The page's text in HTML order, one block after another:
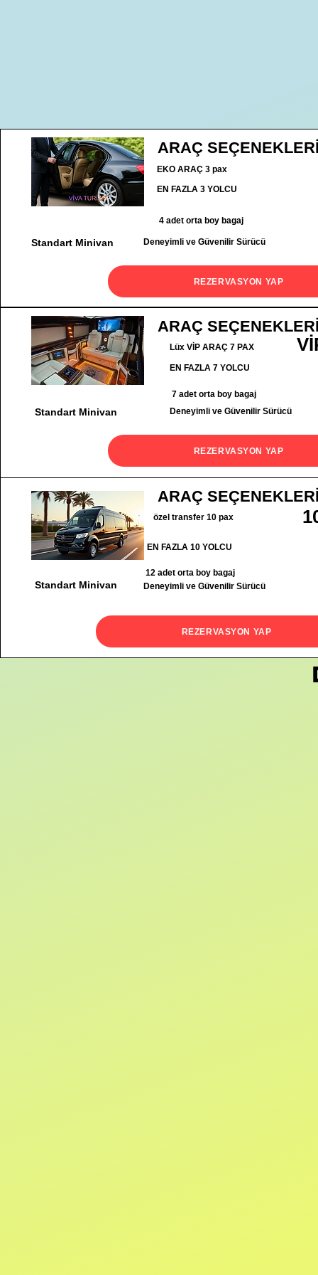
ARAÇ
EKO ARAÇ 3 pax
EN FAZLA 3 YOLCU
4 adet orta boy bagaj
Standart Minivan Deneyimli ve Güvenilir Sürücü
REZERVASYON YAP
ARAÇ
Lüx VİP ARAÇ 7 PAX
EN FAZLA 7 YOLCU
7 adet orta boy bagaj
Standart Minivan Deneyimli ve Güvenilir Sürücü
REZERVASYON YAP
ARAÇ
özel transfer 10 pax
EN FAZLA 10 YOLCU
12 adet orta boy bagaj
Standart Minivan Deneyimli ve Güvenilir Sürücü
REZERVASYON YAP